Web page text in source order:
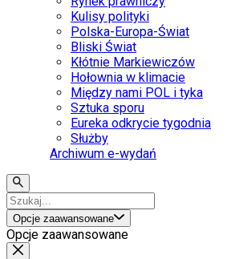
Kulisy polityki
Polska-Europa-Świat
Bliski Świat
Kłótnie Markiewiczów
Hołownia w klimacie
Między nami POL i tyka
Sztuka sporu
Eureka odkrycie tygodnia
Służby
Archiwum e-wydań
Opcje zaawansowane
Opcje zaawansowane